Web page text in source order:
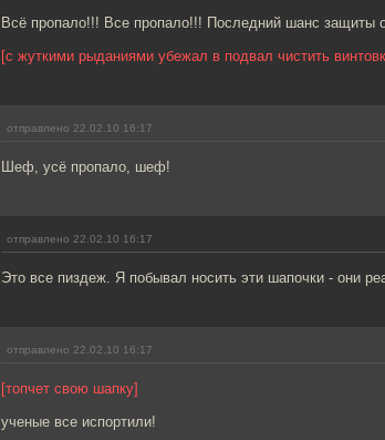
Всё пропало!!! Все пропало!!! Последний шанс защиты
[с жуткими рыданиями убежал в подвал чистить
отправлено 22.02.10 16:17
Шеф, усё пропало, шеф!
отправлено 22.02.10 16:17
Это все пиздеж. Я побывал носить эти шапочки - они
отправлено 22.02.10 16:17
[топчет свою шапку]
ученые все испортили!